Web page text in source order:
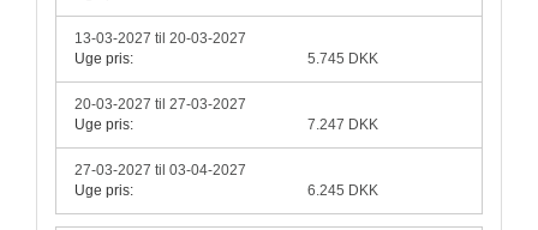
13-03-2027 til 20-03-2027
Uge pris:
5.745 DKK
20-03-2027 til 27-03-2027
Uge pris:
7.247 DKK
27-03-2027 til 03-04-2027
Uge pris:
6.245 DKK